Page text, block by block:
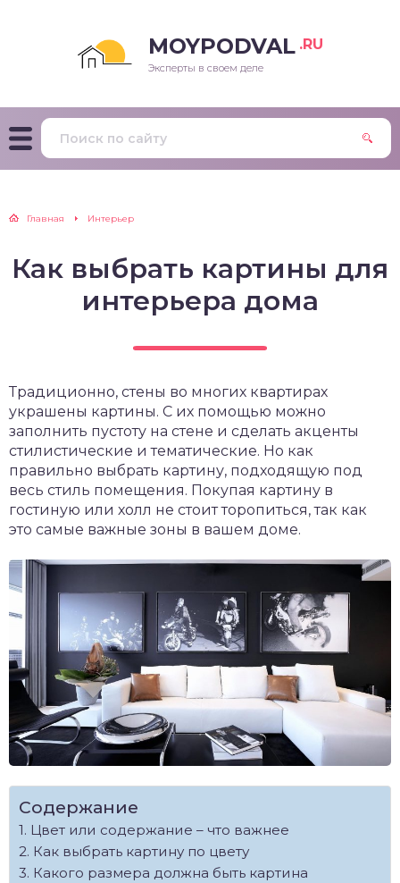
MOYPODVAL .RU
Эксперты в своем деле
Главная Интерьер
Как выбрать картины для
интерьера дома
Традиционно, стены во многих квартирах
украшены картины. С их помощью можно
заполнить пустоту на стене и сделать акценты
стилистические и тематические. Но как
правильно выбрать картину, подходящую под
весь стиль помещения. Покупая картину в
гостиную или холл не стоит торопиться, так как
это самые важные зоны в вашем доме.
Содержание
Цвет или содержание – что важнее
Как выбрать картину по цвету
Какого размера должна быть картина